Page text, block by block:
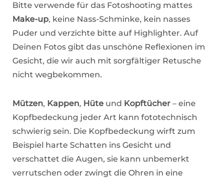
Bitte verwende für das Fotoshooting mattes
Make-up, keine Nass-Schminke, kein nasses
Puder und verzichte bitte auf Highlighter. Auf
Deinen Fotos gibt das unschöne Reflexionen im
Gesicht, die wir auch mit sorgfältiger Retusche
nicht wegbekommen.
Mützen, Kappen, Hüte und Kopftücher – eine
Kopfbedeckung jeder Art kann fototechnisch
schwierig sein. Die Kopfbedeckung wirft zum
Beispiel harte Schatten ins Gesicht und
verschattet die Augen, sie kann unbemerkt
verrutschen oder zwingt die Ohren in eine